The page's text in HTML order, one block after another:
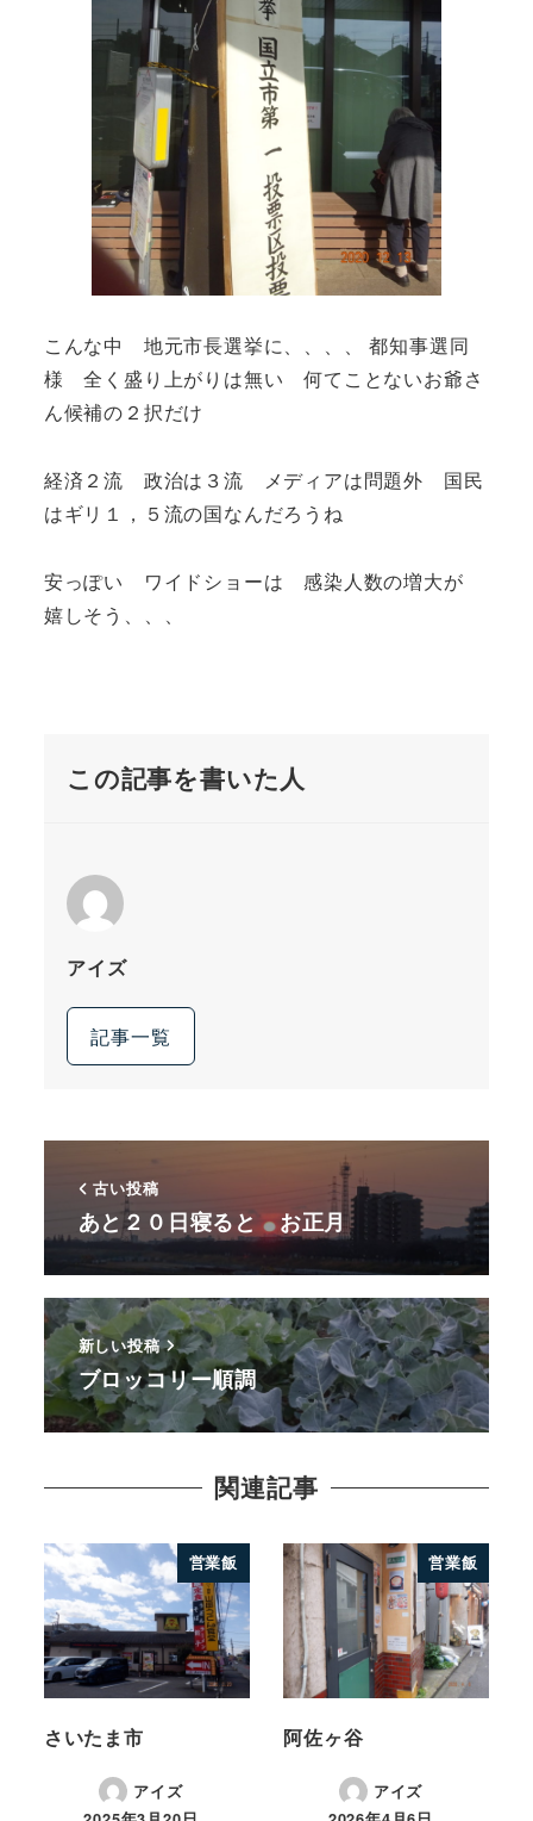
こんな中 地元市長選挙に、、、、 都知事選同
様 全く盛り上がりは無い 何てことないお爺さ
ん候補の２択だけ
経済２流 政治は３流 メディアは問題外 国民
はギリ１，５流の国なんだろうね
安っぽい ワイドショーは 感染人数の増大が
嬉しそう、、、
この記事を書いた人
アイズ
記事一覧
古い投稿
あと２０日寝ると お正月
新しい投稿
ブロッコリー順調
関連記事
営業飯
さいたま市
アイズ
営業飯
阿佐ヶ谷
アイズ